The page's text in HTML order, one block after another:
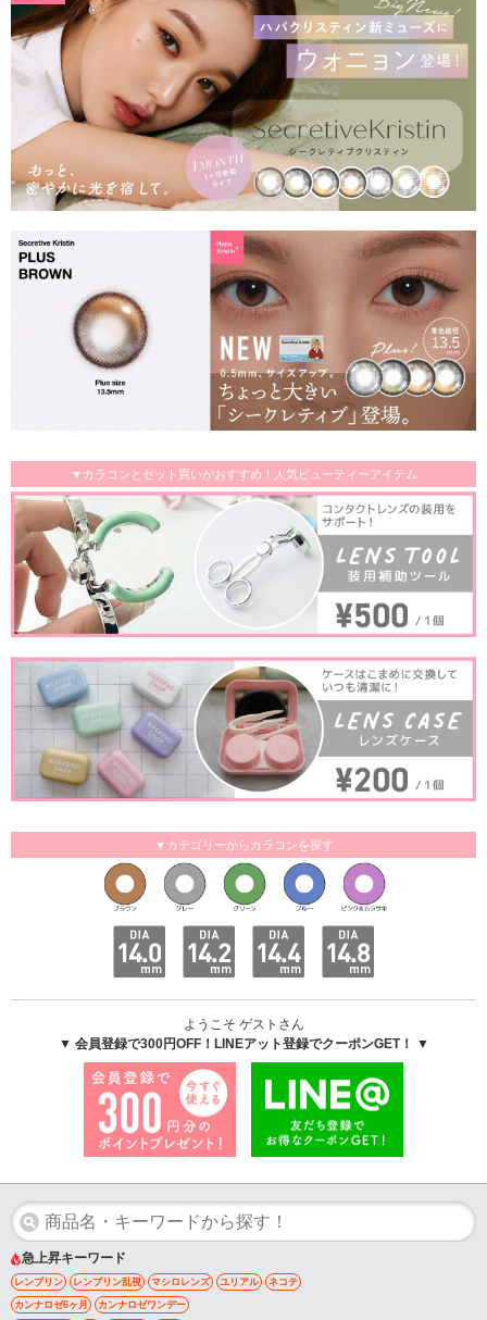
▼カラコンとセット買いがおすすめ！人気ビューティーアイテム
▼カテゴリーからカラコンを探す
ようこそ ゲストさん
▼ 会員登録で300円OFF！LINEアット登録でクーポンGET！ ▼
急上昇キーワード
レンブリン レンブリン乱視 マシロレンズ ユリアル ネコテ
カンナロゼ6ヶ月 カンナロゼワンデー